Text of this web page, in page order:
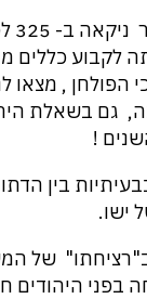
לקבוע כללים
הפולחן , מצאו
גם בשאלת
!
בין
ישו.
של
בפני היהודים